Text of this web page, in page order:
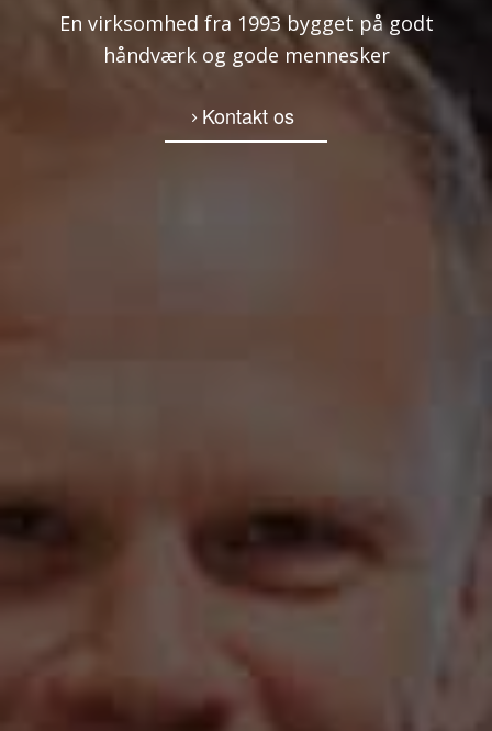
En virksomhed fra 1993 bygget på godt
håndværk og gode mennesker
Kontakt os